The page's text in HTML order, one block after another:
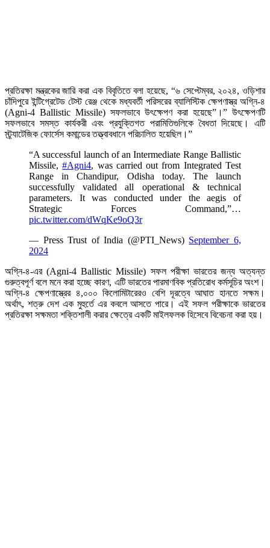
প্রতিরক্ষা মন্ত্রকের জারি করা এক বিবৃতিতে বলা হয়েছে, “৬ সেপ্টেম্বর, ২০২৪, ওড়িশার
চাঁদিপুরে ইন্টিগ্রেটেড টেস্ট রেঞ্জ থেকে মধ্যবর্তী পরিসরের ব্যালিস্টিক ক্ষেপণাস্ত্র অগ্নি-৪
(Agni-4 Ballistic Missile) সফলভাবে উৎক্ষেপণ করা হয়েছে”।” উৎক্ষেপণটি
সফলভাবে সমস্ত কার্যকরী এবং প্রযুক্তিগত পরামিতিগুলিকে বৈধতা দিয়েছে। এটি
স্ট্র্যাটেজিক ফোর্সেস কমান্ডের তত্ত্বাবধানে পরিচালিত হয়েছিল।”
“A successful launch of an Intermediate Range Ballistic
Missile,#Agni4, was carried out from Integrated Test
Range in Chandipur, Odisha today. The launch
successfully validated all operational & technical
parameters. It was conducted under the aegis of
Strategic Forces Command,”…
pic.twitter.com/dWqKe9oQ3r
— Press Trust of India (@PTI_News) September 6,
2024
অগ্নি-৪-এর (Agni-4 Ballistic Missile) সফল পরীক্ষা ভারতের জন্য অত্যন্ত
গুরুত্বপূর্ণ বলে মনে করা হচ্ছে কারণ, এটি ভারতের পারমাণবিক প্রতিরোধ কর্মসূচির অংশ।
অগ্নি-৪ ক্ষেপণাস্ত্রের ৪,০০০ কিলোমিটারেরও বেশি দূরত্বে আঘাত হানতে সক্ষম।
অর্থাৎ, শত্রু দেশ এক মুহুর্তে এর কবলে আসতে পারে। এই সফল পরীক্ষাকে ভারতের
প্রতিরক্ষা সক্ষমতা শক্তিশালী করার ক্ষেত্রে একটি মাইলফলক হিসেবে বিবেচনা করা হয়।